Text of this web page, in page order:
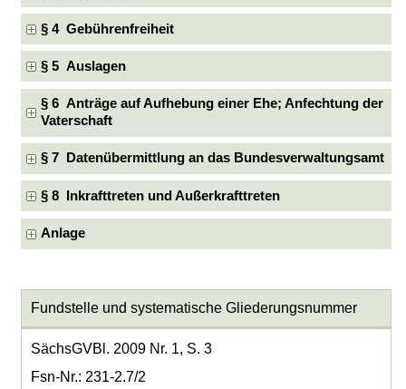
§ 4 Gebührenfreiheit
§ 5 Auslagen
§ 6 Anträge auf Aufhebung einer Ehe; Anfechtung der
Vaterschaft
§ 7 Datenübermittlung an das Bundesverwaltungsamt
§ 8 Inkrafttreten und Außerkrafttreten
Anlage
Fundstelle und systematische Gliederungsnummer
SächsGVBl. 2009 Nr. 1, S. 3
Fsn-Nr.: 231-2.7/2